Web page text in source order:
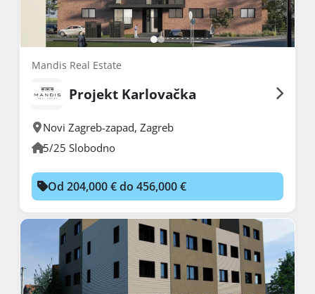
Mandis Real Estate
Projekt Karlovačka
Novi Zagreb-zapad, Zagreb
5/25 Slobodno
Od 204,000 € do 456,000 €